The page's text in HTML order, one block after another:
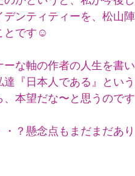
デンティティーを、松山
とです☺️
な軸の作者の人生を書い
『日本人である』とい
、本望だな〜と思うので
？懸念点もまだまだあ